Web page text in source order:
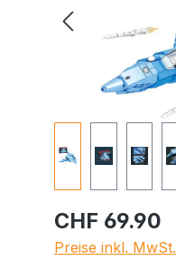
CHF 69.90
Preise inkl. MwSt.